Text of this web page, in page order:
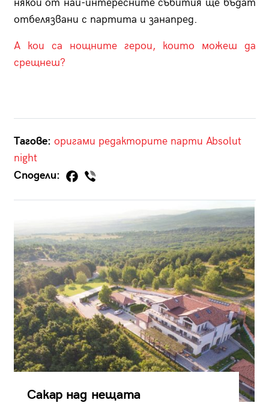
отбелязвани с партита и занапред.
А кои са нощните герои, които можеш да
срещнеш?
Тагове: оригами редакторите парти Absolut
night
Сподели:
Сакар над нещата